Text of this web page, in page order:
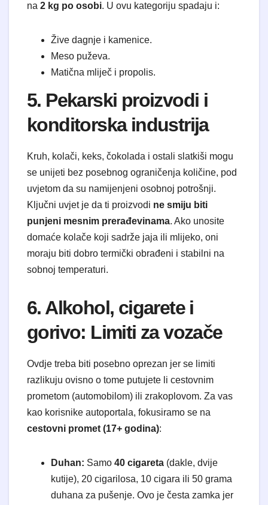
na 2 kg po osobi. U ovu kategoriju spadaju i:
Žive dagnje i kamenice.
Meso puževa.
Matična mliječ i propolis.
5. Pekarski proizvodi i
konditorska industrija
Kruh, kolači, keks, čokolada i ostali slatkiši mogu
se unijeti bez posebnog ograničenja količine, pod
uvjetom da su namijenjeni osobnoj potrošnji.
Ključni uvjet je da ti proizvodi ne smiju biti
punjeni mesnim prerađevinama. Ako unosite
domaće kolače koji sadrže jaja ili mlijeko, oni
moraju biti dobro termički obrađeni i stabilni na
sobnoj temperaturi.
6. Alkohol, cigarete i
gorivo: Limiti za vozače
Ovdje treba biti posebno oprezan jer se limiti
razlikuju ovisno o tome putujete li cestovnim
prometom (automobilom) ili zrakoplovom. Za vas
kao korisnike autoportala, fokusiramo se na
cestovni promet (17+ godina):
Duhan: Samo 40 cigareta (dakle, dvije
kutije), 20 cigarilosa, 10 cigara ili 50 grama
duhana za pušenje. Ovo je česta zamka jer